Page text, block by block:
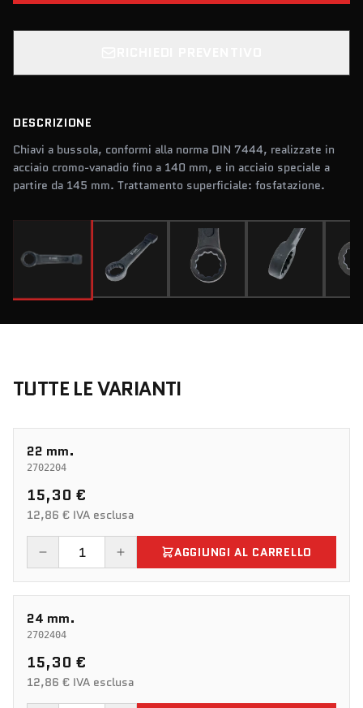
DESCRIZIONE
Chiavi a bussola, conformi alla norma DIN 7444, realizzate in
acciaio cromo-vanadio fino a 140 mm, e in acciaio speciale a
partire da 145 mm. Trattamento superficiale: fosfatazione.
TUTTE LE VARIANTI
22 mm.
2702204
15,30 €
12,86 € IVA esclusa
AGGIUNGI AL CARRELLO
24 mm.
2702404
15,30 €
12,86 € IVA esclusa